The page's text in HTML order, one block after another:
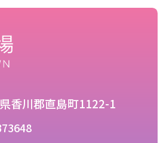
香川郡直島町1122-1